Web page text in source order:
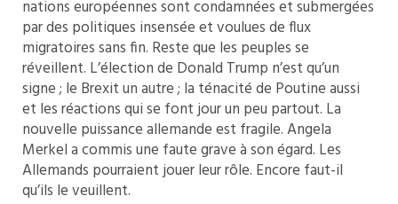
nations européennes sont condamnées et submergées
par des politiques insensée et voulues de flux
migratoires sans fin. Reste que les peuples se
réveillent. L’élection de Donald Trump n’est qu’un
signe ; le Brexit un autre ; la ténacité de Poutine aussi
et les réactions qui se font jour un peu partout. La
nouvelle puissance allemande est fragile. Angela
Merkel a commis une faute grave à son égard. Les
Allemands pourraient jouer leur rôle. Encore faut-il
qu’ils le veuillent.